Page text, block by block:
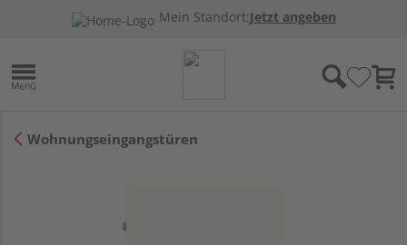
Mein Standort:Jetzt angeben
Wohnungseingangstüren